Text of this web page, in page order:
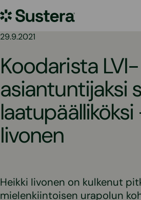
sisältöön
Sustera
29.9.2021
Koodarista LVI-
asiantuntijaksi
Iivonen
Heikki Iivonen on kulkenut
mielenkiintoisen urapolun